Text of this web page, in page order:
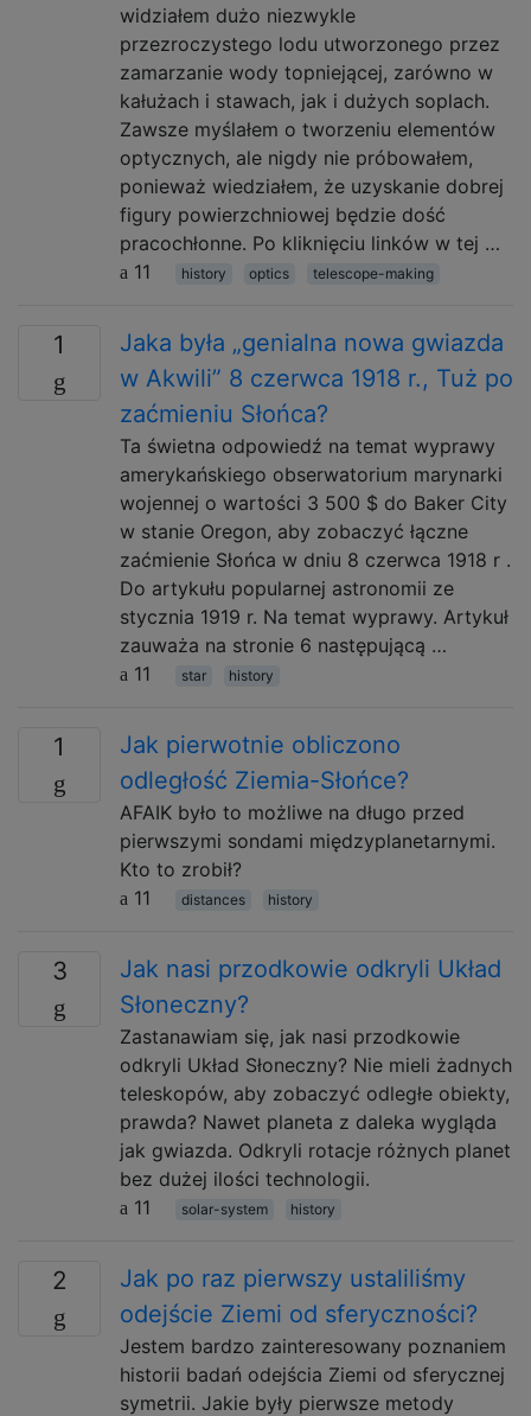
widziałem dużo niezwykle
przezroczystego lodu utworzonego przez
zamarzanie wody topniejącej, zarówno w
kałużach i stawach, jak i dużych soplach.
Zawsze myślałem o tworzeniu elementów
optycznych, ale nigdy nie próbowałem,
ponieważ wiedziałem, że uzyskanie dobrej
figury powierzchniowej będzie dość
pracochłonne. Po kliknięciu linków w tej …
11
history optics telescope-making
1
Jaka była „genialna nowa gwiazda
w Akwili” 8 czerwca 1918 r., Tuż po
zaćmieniu Słońca?
Ta świetna odpowiedź na temat wyprawy
amerykańskiego obserwatorium marynarki
wojennej o wartości 3 500 $ do Baker City
w stanie Oregon, aby zobaczyć łączne
zaćmienie Słońca w dniu 8 czerwca 1918 r .
Do artykułu popularnej astronomii ze
stycznia 1919 r. Na temat wyprawy. Artykuł
zauważa na stronie 6 następującą …
11
star history
1
Jak pierwotnie obliczono
odległość Ziemia-Słońce?
AFAIK było to możliwe na długo przed
pierwszymi sondami międzyplanetarnymi.
Kto to zrobił?
11
distances history
3
Jak nasi przodkowie odkryli Układ
Słoneczny?
Zastanawiam się, jak nasi przodkowie
odkryli Układ Słoneczny? Nie mieli żadnych
teleskopów, aby zobaczyć odległe obiekty,
prawda? Nawet planeta z daleka wygląda
jak gwiazda. Odkryli rotacje różnych planet
bez dużej ilości technologii.
11
solar-system history
2
Jak po raz pierwszy ustaliliśmy
odejście Ziemi od sferyczności?
Jestem bardzo zainteresowany poznaniem
historii badań odejścia Ziemi od sferycznej
symetrii. Jakie były pierwsze metody